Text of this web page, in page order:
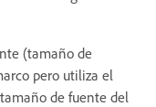
(tamaño de
pero utiliza el
de fuente del